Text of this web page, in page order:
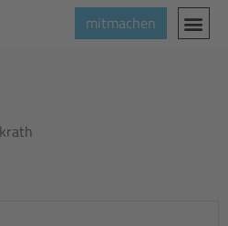
mitmachen